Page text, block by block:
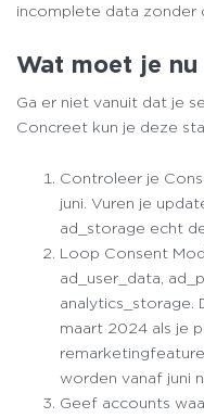
incomplete data zonder
Wat moet je nu
Ga er niet vanuit dat je
Concreet kun je deze
Controleer je
juni. Vuren je
ad_storage echt
Loop Consent
ad_user_data,
analytics_storage.
maart 2024 als je
worden vanaf juni
Geef accounts